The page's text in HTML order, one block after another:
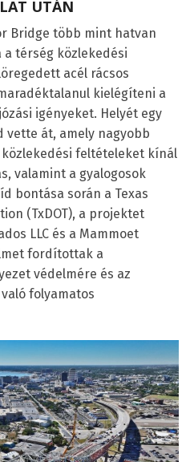
UTÁN
Bridge több mint hatvan
térség közlekedési
acél rácsos
kielégíteni a
igényeket. Helyét egy
át, amely nagyobb
feltételeket kínál
valamint a gyalogosok
bontása során a Texas
(TxDOT), a projektet
LLC és a Mammoet
fordítottak a
védelmére és az
folyamatos